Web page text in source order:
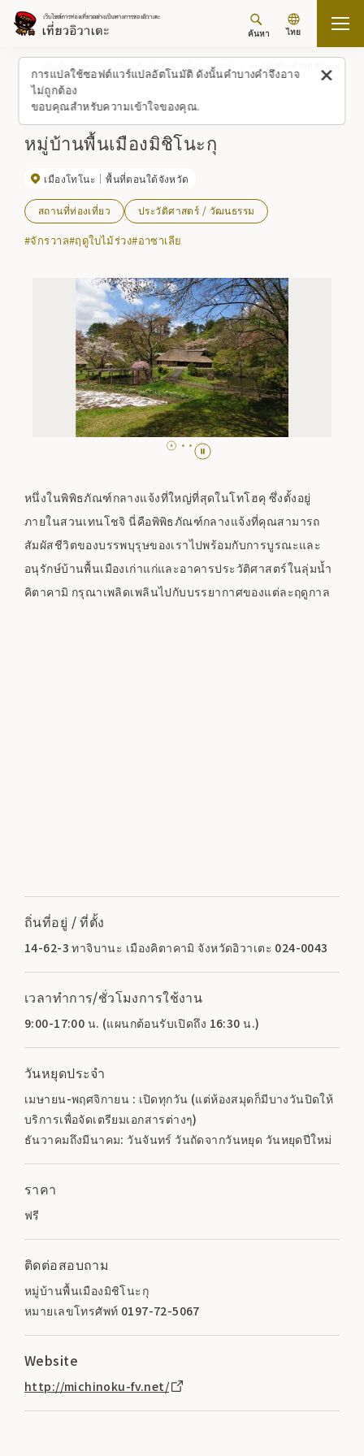
การแปลใช้ซอฟต์แวร์แปลอัตโนมัติ ดังนั้นคำบางคำจึงอาจ
ไม่ถูกต้อง
ขอบคุณสำหรับความเข้าใจของคุณ.
ค้นหา ไทย
กลับขึ้นด้านบน สถานที่/ประสบการณ์ (รายการ)
หมู่บ้านพื้นเมืองมิชิโนะกุ
เมืองโทโนะ พื้นที่ตอนใต้จังหวัด
สถานที่ท่องเที่ยว ประวัติศาสตร์ / วัฒนธรรม
#จักรวาล#ฤดูใบไม้ร่วง#อาซาเลีย
หนึ่งในพิพิธภัณฑ์กลางแจ้งที่ใหญ่ที่สุดในโทโฮคุ ซึ่งตั้งอยู่
ภายในสวนเทนโชจิ นี่คือพิพิธภัณฑ์กลางแจ้งที่คุณสามารถ
สัมผัสชีวิตของบรรพบุรุษของเราไปพร้อมกับการบูรณะและ
อนุรักษ์บ้านพื้นเมืองเก่าแก่และอาคารประวัติศาสตร์ในลุ่มน้ำ
คิตาคามิ กรุณาเพลิดเพลินไปกับบรรยากาศของแต่ละฤดูกาล
ถิ่นที่อยู่ / ที่ตั้ง
14-62-3 ทาจิบานะ เมืองคิตาคามิ จังหวัดอิวาเตะ 024-0043
เวลาทำการ/ชั่วโมงการใช้งาน
9:00-17:00 น. (แผนกต้อนรับเปิดถึง 16:30 น.)
วันหยุดประจำ
เมษายน-พฤศจิกายน : เปิดทุกวัน (แต่ห้องสมุดก็มีบางวันปิดให้
บริการเพื่อจัดเตรียมเอกสารต่างๆ)
ธันวาคมถึงมีนาคม: วันจันทร์ วันถัดจากวันหยุด วันหยุดปีใหม่
ราคา
ฟรี
ติดต่อสอบถาม
หมู่บ้านพื้นเมืองมิชิโนะกุ
หมายเลขโทรศัพท์ 0197-72-5067
Website
http://michinoku-fv.net/